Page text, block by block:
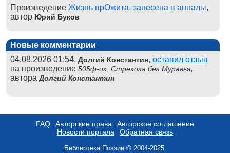
Произведение Жизнь прОжита, занесена в анналы,
автор Юрий Буков
Новые комментарии
04.08.2026 01:54, Долгий Константин, оставил отзыв
на произведение 505ф-ок. Стрекоза без Муравья,
автораДолгий Константин
FAQ Авторские права
Авторское соглашение
Новости портала
Обратная связь
Библиотека Поэзии © 2004-2025.